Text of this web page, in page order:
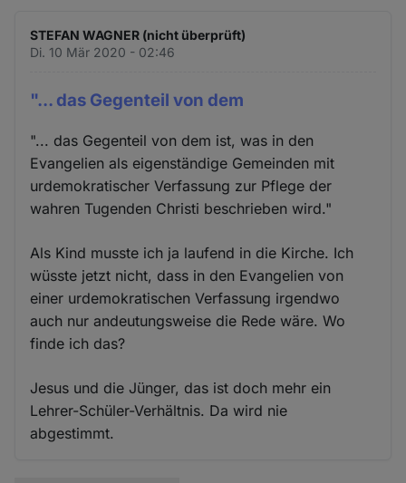
STEFAN WAGNER (nicht überprüft)
Di. 10 Mär 2020 - 02:46
"... das Gegenteil von dem
"... das Gegenteil von dem ist, was in den
Evangelien als eigenständige Gemeinden mit
urdemokratischer Verfassung zur Pflege der
wahren Tugenden Christi beschrieben wird."
Als Kind musste ich ja laufend in die Kirche. Ich
wüsste jetzt nicht, dass in den Evangelien von
einer urdemokratischen Verfassung irgendwo
auch nur andeutungsweise die Rede wäre. Wo
finde ich das?
Jesus und die Jünger, das ist doch mehr ein
Lehrer-Schüler-Verhältnis. Da wird nie
abgestimmt.